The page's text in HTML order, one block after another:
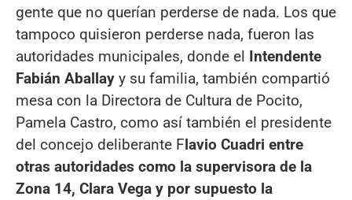
gente que no querían perderse de nada. Los que
tampoco quisieron perderse nada, fueron las
autoridades municipales, donde el Intendente
Fabián Aballay y su familia, también compartió
mesa con la Directora de Cultura de Pocito,
Pamela Castro, como así también el presidente
del concejo deliberante Flavio Cuadri entre
otras autoridades como la supervisora de la
Zona 14, Clara Vega y por supuesto la